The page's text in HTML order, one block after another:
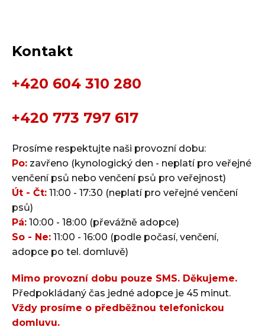
Kontakt
+420 604 310 280
+420 773 797 617
Prosíme respektujte naši provozní dobu:
Po: zavřeno (kynologický den - neplatí pro veřejné
venčení psů nebo venčení psů pro veřejnost)
Út - Čt: 11:00 - 17:30 (neplatí pro veřejné venčení
psů)
Pá: 10:00 - 18:00 (převážně adopce)
So - Ne: 11:00 - 16:00 (podle počasí, venčení,
adopce po tel. domluvě)
Mimo provozní dobu pouze SMS. Děkujeme.
Předpokládaný čas jedné adopce je 45 minut.
Vždy prosíme o předběžnou telefonickou
domluvu.